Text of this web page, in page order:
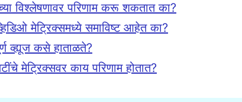
विश्लेषणावर परिणाम करू शकतात का?
मेट्रिक्समध्ये समाविष्ट आहेत का?
व्ह्यूज कसे हाताळते?
मेट्रिक्सवर काय परिणाम होतात?